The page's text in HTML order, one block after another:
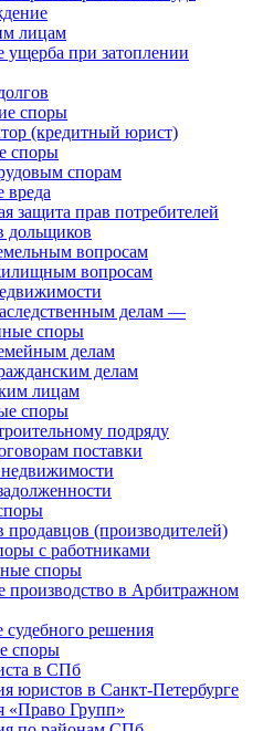
лицам
ущерба при затоплении
споры
(кредитный юрист)
споры
спорам
вреда
защита прав потребителей
дольщиков
вопросам
вопросам
делам —
споры
делам
делам
лицам
споры
подряду
поставки
продавцов (производителей)
с работниками
споры
производство в Арбитражном
решения
споры
в СПб
юристов в Санкт-Петербурге
Групп»